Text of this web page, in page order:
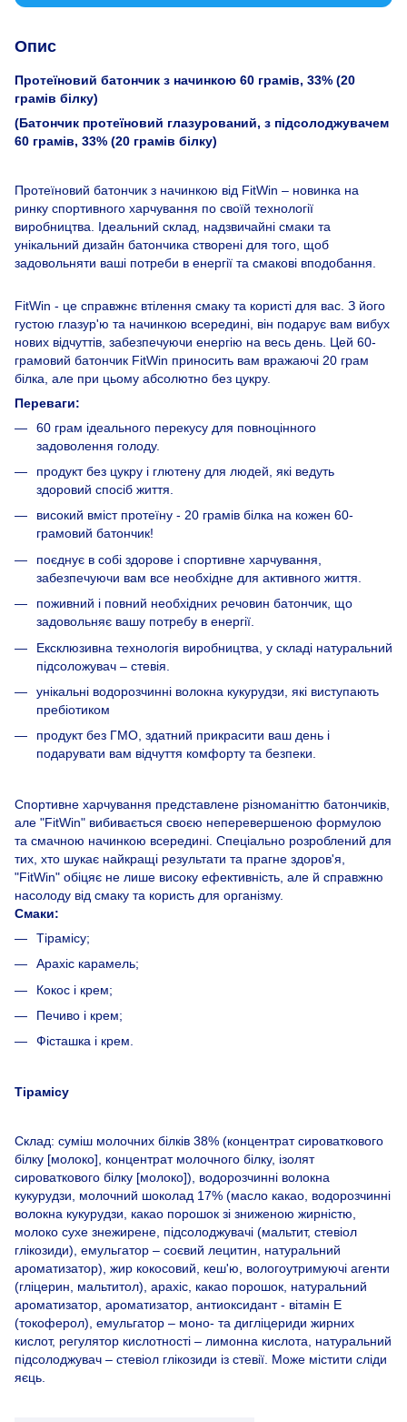
Опис
Протеїновий батончик з начинкою 60 грамів, 33% (20
грамів білку)
(Батончик протеїновий глазурований, з підсолоджувачем
60 грамів, 33% (20 грамів білку)
Протеїновий батончик з начинкою від FitWin – новинка на
ринку спортивного харчування по своїй технології
виробництва. Ідеальний склад, надзвичайні смаки та
унікальний дизайн батончика створені для того, щоб
задовольняти ваші потреби в енергії та смакові вподобання.
FitWin - це справжнє втілення смаку та користі для вас. З його
густою глазур'ю та начинкою всередині, він подарує вам вибух
нових відчуттів, забезпечуючи енергію на весь день. Цей 60-
грамовий батончик FitWin приносить вам вражаючі 20 грам
білка, але при цьому абсолютно без цукру.
Переваги:
60 грам ідеального перекусу для повноцінного
задоволення голоду.
продукт без цукру і глютену для людей, які ведуть
здоровий спосіб життя.
високий вміст протеїну - 20 грамів білка на кожен 60-
грамовий батончик!
поєднує в собі здорове і спортивне харчування,
забезпечуючи вам все необхідне для активного життя.
поживний і повний необхідних речовин батончик, що
задовольняє вашу потребу в енергії.
Ексклюзивна технологія виробництва, у складі натуральний
підсоложувач – стевія.
унікальні водорозчинні волокна кукурудзи, які виступають
пребіотиком
продукт без ГМО, здатний прикрасити ваш день і
подарувати вам відчуття комфорту та безпеки.
Спортивне харчування представлене різноманіттю батончиків,
але "FitWin" вибивається своєю неперевершеною формулою
та смачною начинкою всередині. Спеціально розроблений для
тих, хто шукає найкращі результати та прагне здоров'я,
"FitWin" обіцяє не лише високу ефективність, але й справжню
насолоду від смаку та користь для організму.
Смаки:
Тірамісу;
Арахіс карамель;
Кокос і крем;
Печиво і крем;
Фісташка і крем.
Тірамісу
Склад: суміш молочних білків 38% (концентрат сироваткового
білку [молоко], концентрат молочного білку, ізолят
сироваткового білку [молоко]), водорозчинні волокна
кукурудзи, молочний шоколад 17% (масло какао, водорозчинні
волокна кукурудзи, какао порошок зі зниженою жирністю,
молоко сухе знежирене, підсолоджувачі (мальтит, стевіол
глікозиди), емульгатор – соєвий лецитин, натуральний
ароматизатор), жир кокосовий, кеш'ю, вологоутримуючі агенти
(гліцерин, мальтитол), арахіс, какао порошок, натуральний
ароматизатор, ароматизатор, антиоксидант - вітамін E
(токоферол), емульгатор – моно- та дигліцериди жирних
кислот, регулятор кислотності – лимонна кислота, натуральний
підсолоджувач – стевіол глікозиди із стевії. Може містити сліди
яєць.